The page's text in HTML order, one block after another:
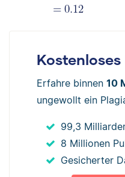
Kostenloses
Erfahre binnen 10
ungewollt ein
99,3
8 Millionen
Gesicherter